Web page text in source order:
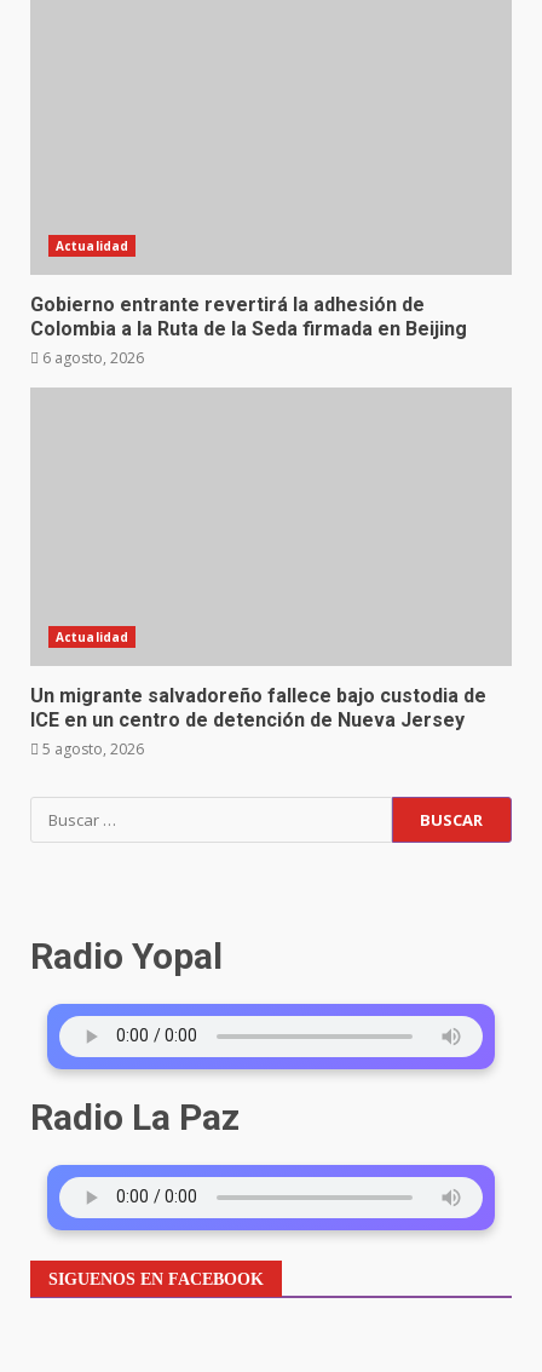
Actualidad
Gobierno entrante revertirá la adhesión de
Colombia a la Ruta de la Seda firmada en Beijing
6 agosto, 2026
Actualidad
Un migrante salvadoreño fallece bajo custodia de
ICE en un centro de detención de Nueva Jersey
5 agosto, 2026
Radio Yopal
Radio La Paz
SIGUENOS EN FACEBOOK